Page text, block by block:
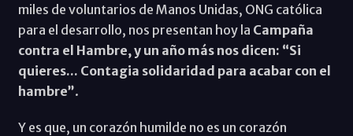
miles de voluntarios de Manos Unidas, ONG católica
para el desarrollo, nos presentan hoy la Campaña
contra el Hambre, y un año más nos dicen: “Si
quieres... Contagia solidaridad para acabar con el
hambre”.
Y es que, un corazón humilde no es un corazón